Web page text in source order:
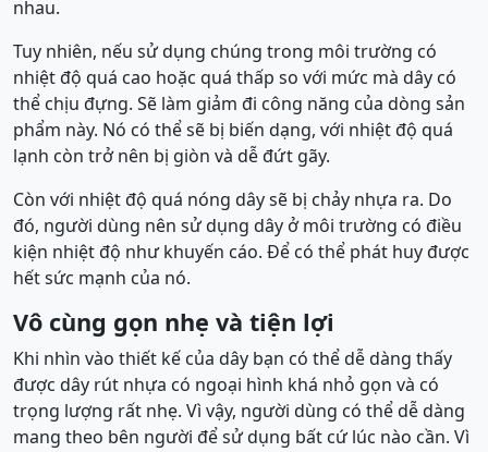
nhau.
Tuy nhiên, nếu sử dụng chúng trong môi trường có
nhiệt độ quá cao hoặc quá thấp so với mức mà dây có
thể chịu đựng. Sẽ làm giảm đi công năng của dòng sản
phẩm này. Nó có thể sẽ bị biến dạng, với nhiệt độ quá
lạnh còn trở nên bị giòn và dễ đứt gãy.
Còn với nhiệt độ quá nóng dây sẽ bị chảy nhựa ra. Do
đó, người dùng nên sử dụng dây ở môi trường có điều
kiện nhiệt độ như khuyến cáo. Để có thể phát huy được
hết sức mạnh của nó.
Vô cùng gọn nhẹ và tiện lợi
Khi nhìn vào thiết kế của dây bạn có thể dễ dàng thấy
được dây rút nhựa có ngoại hình khá nhỏ gọn và có
trọng lượng rất nhẹ. Vì vậy, người dùng có thể dễ dàng
mang theo bên người để sử dụng bất cứ lúc nào cần. Vì